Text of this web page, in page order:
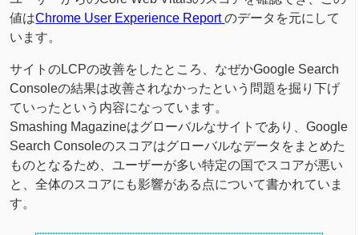
値はChrome User Experience Reportのデータを元にして
います。
サイトのLCPの改善をしたところ、なぜかGoogle Search
Consoleの結果は改善されなかったという問題を掘り下げ
ていったという内容になっています。
Smashing Magazineはグローバルなサイトであり、Google
Search Consoleのスコアはグローバルなデータをまとめた
ものとなるため、ユーザーが多い特定の国でスコアが悪い
と、全体のスコアにも影響がある点について書かれていま
す。